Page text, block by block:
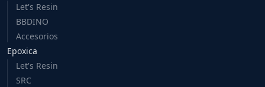
Let's Resin
BBDINO
Accesorios
Epoxica
Let's Resin
SRC